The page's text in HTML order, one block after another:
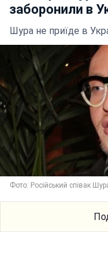
заборонили в
Шура не приїде в
Фото: Російський співак